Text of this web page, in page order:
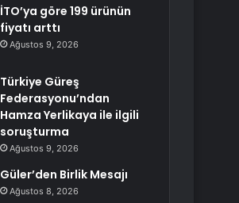
İTO’ya göre 199 ürünün
fiyatı arttı
Ağustos 9, 2026
Türkiye Güreş
Federasyonu’ndan
Hamza Yerlikaya ile ilgili
soruşturma
Ağustos 9, 2026
Güler’den Birlik Mesajı
Ağustos 8, 2026